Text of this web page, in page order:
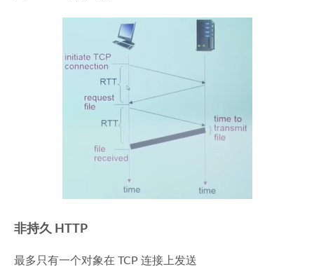
非持久 HTTP
最多只有一个对象在 TCP 连接上发送